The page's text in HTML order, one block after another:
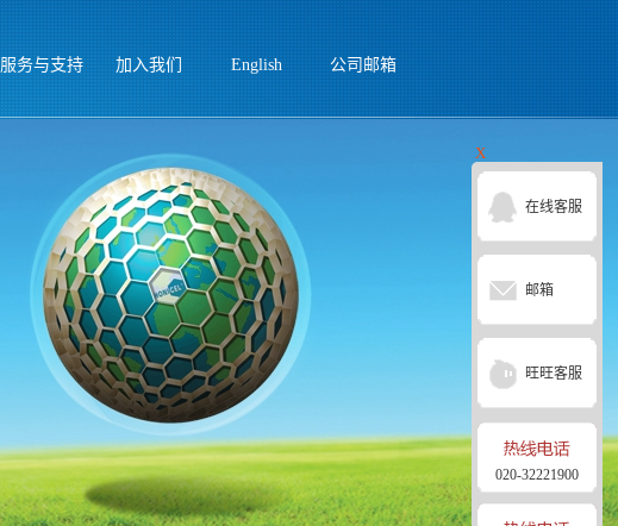
服务与支持 加入我们 English 公司邮箱
X
在线客服
邮箱
旺旺客服
020-32221900